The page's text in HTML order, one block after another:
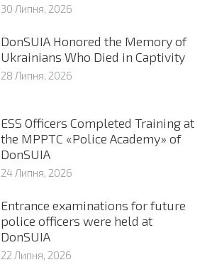
30 Липня, 2026
DonSUIA Honored the Memory of
Ukrainians Who Died in Captivity
28 Липня, 2026
ESS Officers Completed Training at
the MPPTC «Police Academy» of
DonSUIA
24 Липня, 2026
Entrance examinations for future
police officers were held at
DonSUIA
22 Липня, 2026